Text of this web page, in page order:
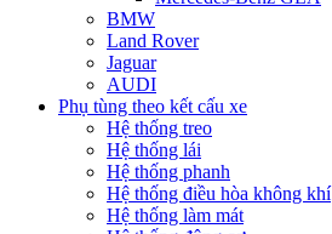
BMW
Land Rover
Jaguar
AUDI
Phụ tùng theo kết cấu xe
Hệ thống treo
Hệ thống lái
Hệ thống phanh
Hệ thống điều hòa không khí
Hệ thống làm mát